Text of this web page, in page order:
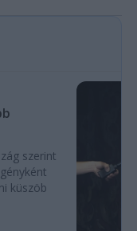
szerint
küszöb